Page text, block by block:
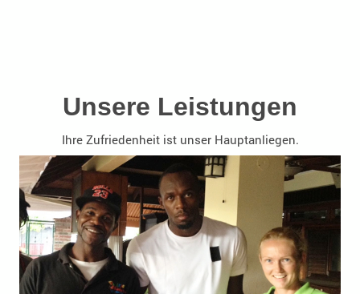
Unsere Leistungen
Ihre Zufriedenheit ist unser Hauptanliegen.